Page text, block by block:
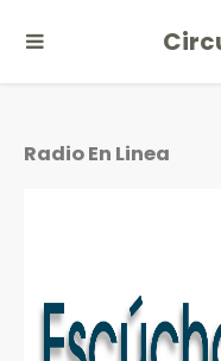
Radio En Linea